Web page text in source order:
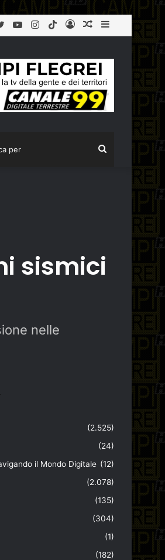
Sidebar
Articolo
Log
TikTok
Instagram
YouTube
Twitter
Cerca
sismici
nelle
(2.525)
(24)
il Mondo Digitale (12)
(2.078)
(135)
(304)
(1)
(182)